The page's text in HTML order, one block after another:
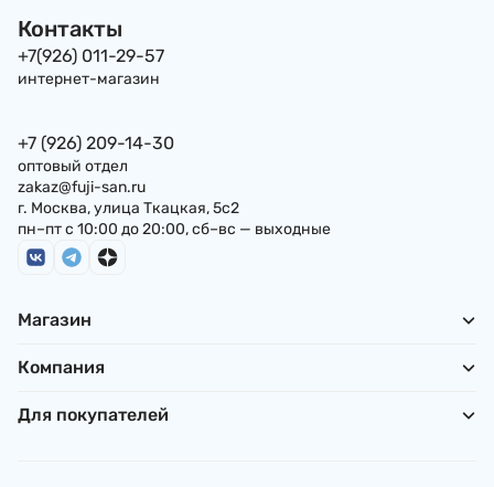
Контакты
+7(926) 011-29-57
интернет-магазин
+7 (926) 209-14-30
оптовый отдел
zakaz@fuji-san.ru
г. Москва, улица Ткацкая, 5с2
пн–пт с 10:00 до 20:00, сб–вс — выходные
Магазин
Компания
Для покупателей